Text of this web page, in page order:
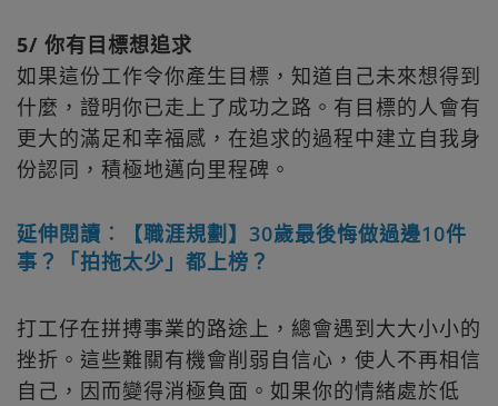
5/ 你有目標想追求
如果這份工作令你產生目標，知道自己未來想得到
什麼，證明你已走上了成功之路。有目標的人會有
更大的滿足和幸福感，在追求的過程中建立自我身
份認同，積極地邁向里程碑。
延伸閱讀︰【職涯規劃】30歲最後悔做過邊10件
事？「拍拖太少」都上榜？
打工仔在拼搏事業的路途上，總會遇到大大小小的
挫折。這些難關有機會削弱自信心，使人不再相信
自己，因而變得消極負面。如果你的情緒處於低